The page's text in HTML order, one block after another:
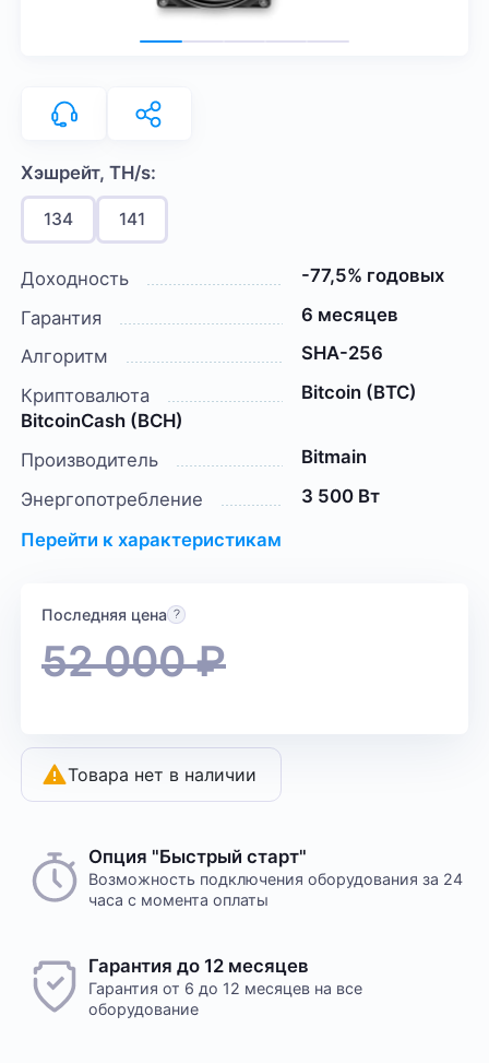
Хэшрейт, TH/s:
134 141
Доходность
-77,5% годовых
Гарантия
6 месяцев
Алгоритм
SHA-256
Криптовалюта
Bitcoin (BTC)
BitcoinCash (BCH)
Производитель
Bitmain
Энергопотребление
3 500 Вт
Перейти к характеристикам
Последняя цена
52 000₽
Товара нет в наличии
Опция "Быстрый старт"
Возможность подключения оборудования за 24
часа с момента оплаты
Гарантия до 12 месяцев
Гарантия от 6 до 12 месяцев на все
оборудование